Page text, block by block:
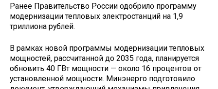
Ранее Правительство России одобрило программу
модернизации тепловых электростанций на 1,9
триллиона рублей.
В рамках новой программы модернизации тепловых
мощностей, рассчитанной до 2035 года, планируется
обновить 40 ГВт мощности — около 16 процентов от
установленной мощности. Минэнерго подготовило